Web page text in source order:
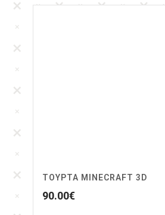
ΤΟΥΡΤΑ MINECRAFT 3D
90.00€